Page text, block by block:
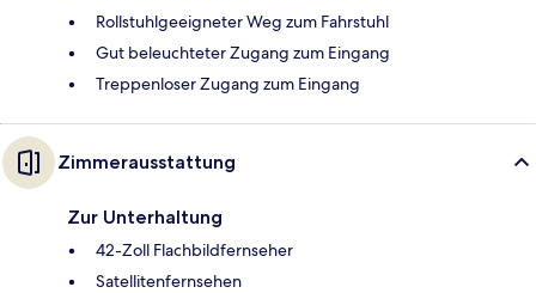
Rollstuhlgeeigneter Weg zum Fahrstuhl
Gut beleuchteter Zugang zum Eingang
Treppenloser Zugang zum Eingang
Zimmerausstattung
Zur Unterhaltung
42-Zoll Flachbildfernseher
Satellitenfernsehen